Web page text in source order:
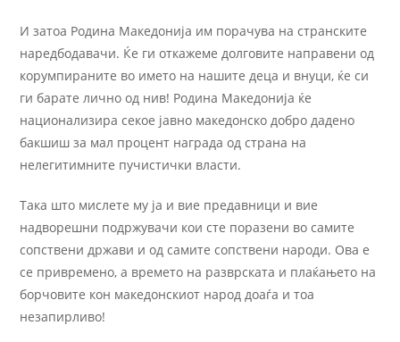
И затоа Родина Македонија им порачува на странските
наредбодавачи. Ќе ги откажеме долговите направени од
корумпираните во името на нашите деца и внуци, ќе си
ги барате лично од нив! Родина Македонија ќе
национализира секое јавно македонско добро дадено
бакшиш за мал процент награда од страна на
нелегитимните пучистички власти.
Така што мислете му ја и вие предавници и вие
надворешни подржувачи кои сте поразени во самите
сопствени држави и од самите сопствени народи. Ова е
се привремено, а времето на разврската и плаќањето на
борчовите кон македонскиот народ доаѓа и тоа
незапирливо!